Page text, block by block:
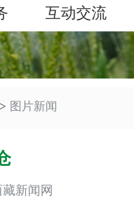
互动交流
> 图片新闻
新闻网